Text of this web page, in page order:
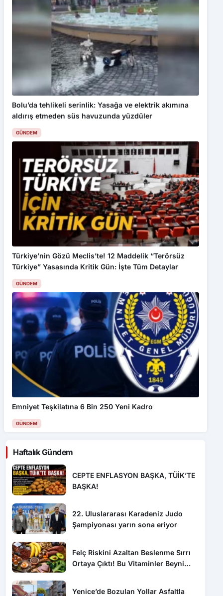
Bolu’da tehlikeli serinlik: Yasağa ve elektrik akımına
aldırış etmeden süs havuzunda yüzdüler
GÜNDEM
Türkiye’nin Gözü Meclis’te! 12 Maddelik “Terörsüz
Türkiye” Yasasında Kritik Gün: İşte Tüm Detaylar
GÜNDEM
Emniyet Teşkilatına 6 Bin 250 Yeni Kadro
GÜNDEM
Haftalık Gündem
CEPTE ENFLASYON BAŞKA, TÜİK’TE
BAŞKA!
22. Uluslararası Karadeniz Judo
Şampiyonası yarın sona eriyor
Felç Riskini Azaltan Beslenme Sırrı
Ortaya Çıktı! Bu Vitaminler Beyni
Yenice’de Bozulan Yollar Asfaltla